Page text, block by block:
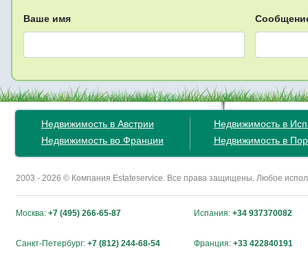
Ваше имя
Недвижимость в Австрии
Недвижимость во Франции
Недвижимость в
Недвижимость в
2003 - 2026 © Компания Estateservice. Все права защищены. Любое
Москва: +7 (495) 266-65-87 Испания: +34 937370082
Санкт-Петербург: +7 (812) 244-68-54 Франция: +33 422840191